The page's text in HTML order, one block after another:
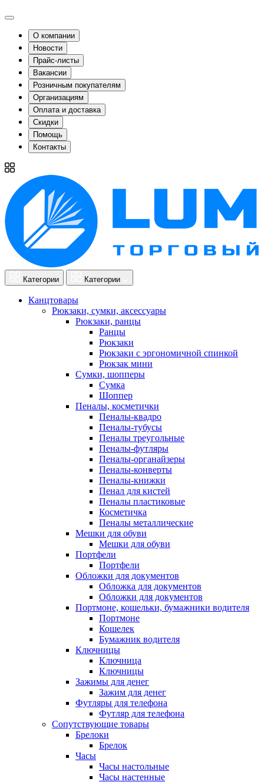
О компании
Новости
Прайс-листы
Вакансии
Розничным покупателям
Организациям
Оплата и доставка
Скидки
Помощь
Контакты
Категории Категории
Канцтовары
Рюкзаки, сумки, аксессуары
Рюкзаки, ранцы
Ранцы
Рюкзаки
Рюкзаки с эргономичной спинкой
Рюкзак мини
Сумки, шопперы
Сумка
Шоппер
Пеналы, косметички
Пеналы-квадро
Пеналы-тубусы
Пеналы треугольные
Пеналы-футляры
Пеналы-органайзеры
Пеналы-конверты
Пеналы-книжки
Пенал для кистей
Пеналы пластиковые
Косметичка
Пеналы металлические
Мешки для обуви
Мешки для обуви
Портфели
Портфели
Обложки для документов
Обложка для документов
Обложки для документов
Портмоне, кошельки, бумажники водителя
Портмоне
Кошелек
Бумажник водителя
Ключницы
Ключница
Ключницы
Зажимы для денег
Зажим для денег
Футляры для телефона
Футляр для телефона
Сопутствующие товары
Брелоки
Брелок
Часы
Часы настольные
Часы настенные